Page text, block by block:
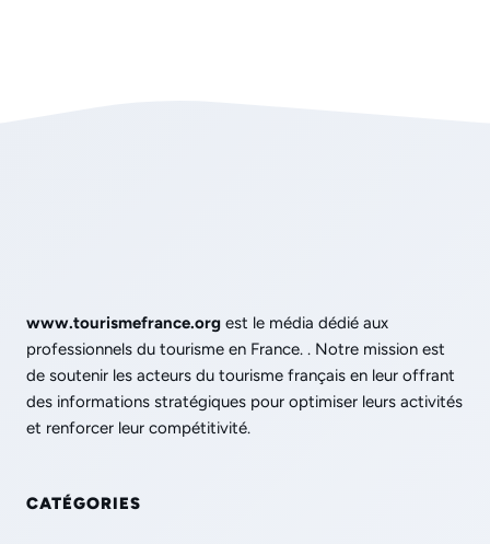
www.tourismefrance.org est le média dédié aux
professionnels du tourisme en France. . Notre mission est
de soutenir les acteurs du tourisme français en leur offrant
des informations stratégiques pour optimiser leurs activités
et renforcer leur compétitivité.
CATÉGORIES